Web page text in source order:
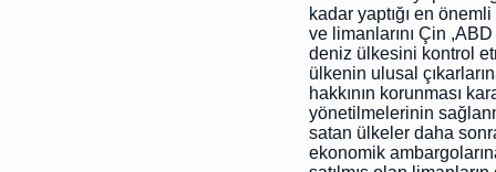
kadar yaptığı en
ve limanlarını Çin
deniz ülkesini kontrol
ülkenin ulusal
hakkının korunması
yönetilmelerinin
satan ülkeler daha
ekonomik